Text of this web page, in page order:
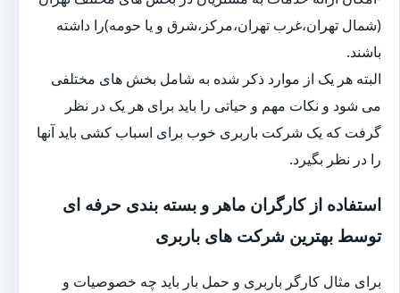
(شمال تهران،غرب تهران،مرکز،شرق و یا حومه)را داشته
باشند.
البته هر یک از موارد ذکر شده به شامل بخش های مختلفی
می شود و نکات مهم و حیاتی را باید برای هر یک در نظر
گرفت که یک شرکت باربری خوب برای اسباب کشی باید آنها
را در نظر بگیرد.
استفاده از کارگران ماهر و بسته بندی حرفه ای
توسط بهترین شرکت های باربری
برای مثال کارگر باربری و حمل بار باید چه خصوصیات و